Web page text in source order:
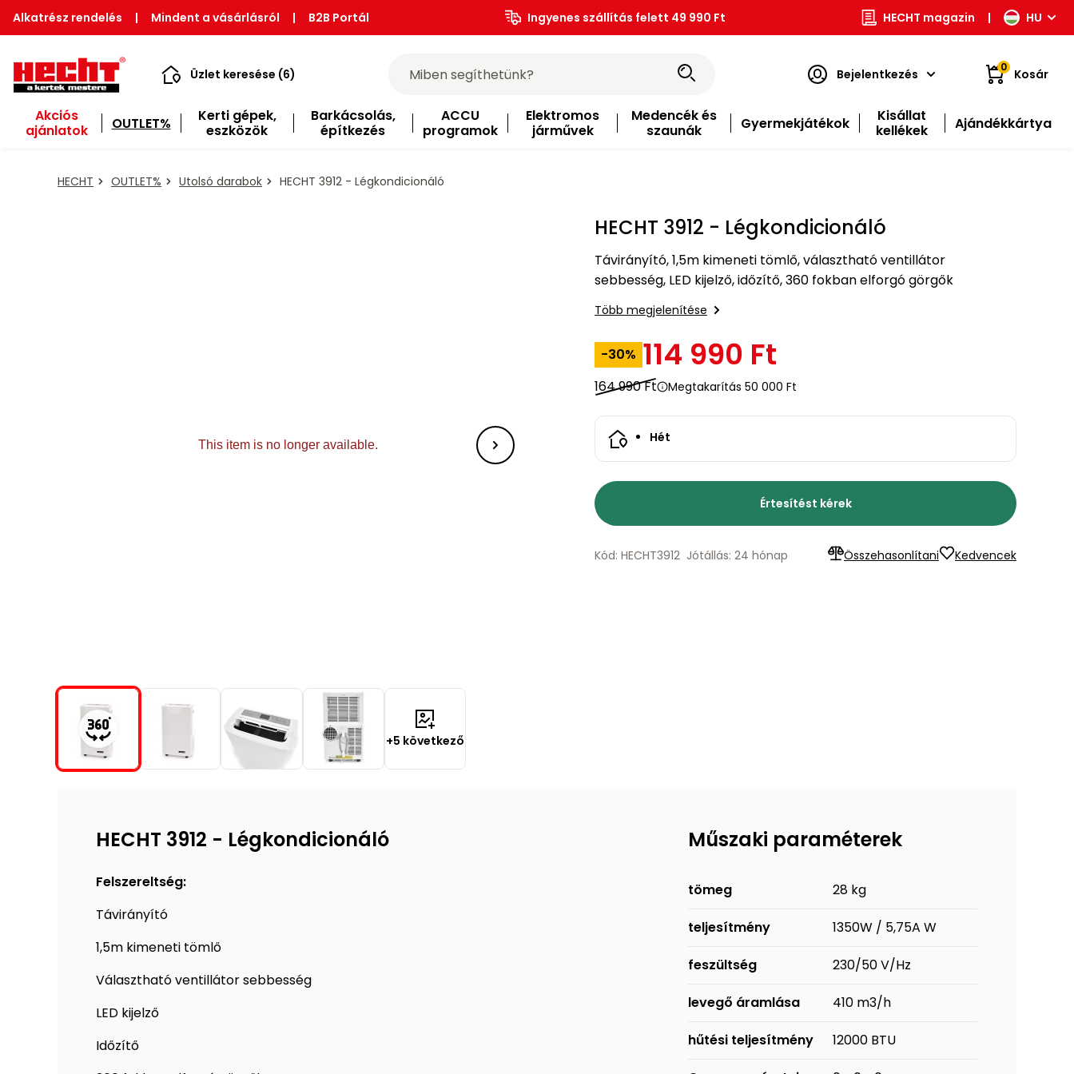
Alkatrész rendelés | Mindent a vásárlásról | B2B Portál Ingyenes szállítás felett 49 990 Ft HECHT magazin | HU
Üzlet keresése (6) Bejelentkezés 0 Kosár
Akciós
ajánlatok
OUTLET%
Kerti gépek,
eszközök
Barkácsolás,
építkezés
ACCU
programok
Elektromos
járművek
Medencék és
szaunák
Gyermekjátékok
Kisállat
kellékek
Ajándékkártya
HECHT OUTLET% Utolsó darabok HECHT 3912 - Légkondicionáló
+5 következő
HECHT 3912 - Légkondicionáló
Távirányító, 1,5m kimeneti tömlő, választható ventillátor
sebbesség, LED kijelző, időzítő, 360 fokban elforgó görgők
Több megjelenítése
-30% 114 990 Ft
164 990 Ft Megtakarítás 50 000 Ft
Hét
Értesítést kérek
Összehasonlítani Kedvencek
Kód: HECHT3912 Jótállás: 24 hónap
HECHT 3912 - Légkondicionáló
Felszereltség:
Távirányító
1,5m kimeneti tömlő
Választható ventillátor sebbesség
LED kijelző
Időzítő
Műszaki paraméterek
tömeg 28 kg
teljesítmény 1350W / 5,75A W
feszültség 230/50 V/Hz
levegő áramlása 410 m3/h
hűtési teljesítmény 12000 BTU